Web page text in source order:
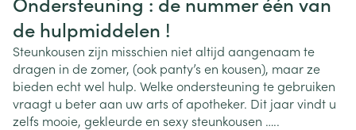
de hulpmiddelen !
Steunkousen zijn misschien niet altijd aangenaam te
dragen in de zomer, (ook panty’s en kousen), maar ze
bieden echt wel hulp. Welke ondersteuning te gebruiken
vraagt u beter aan uw arts of apotheker. Dit jaar vindt u
zelfs mooie, gekleurde en sexy steunkousen …..